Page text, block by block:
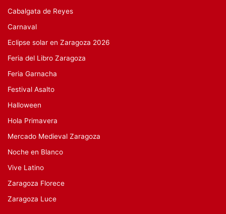
Cabalgata de Reyes
Carnaval
Eclipse solar en Zaragoza 2026
Feria del Libro Zaragoza
Feria Garnacha
Festival Asalto
Halloween
Hola Primavera
Mercado Medieval Zaragoza
Noche en Blanco
Vive Latino
Zaragoza Florece
Zaragoza Luce